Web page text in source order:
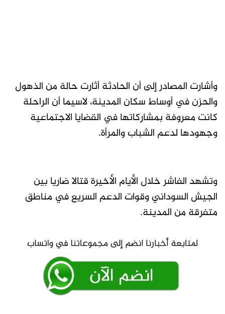
وأشارت المصادر إلى أن الحادثة أثارت حالة من الذهول
والحزن في أوساط سكان المدينة، لاسيما أن الراحلة
كانت معروفة بمشاركاتها في القضايا الاجتماعية
وجهودها لدعم الشباب والمرأة.
وتشهد الفاشر خلال الأيام الأخيرة قتالا ضاريا بين
الجيش السوداني وقوات الدعم السريع في مناطق
متفرقة من المدينة.